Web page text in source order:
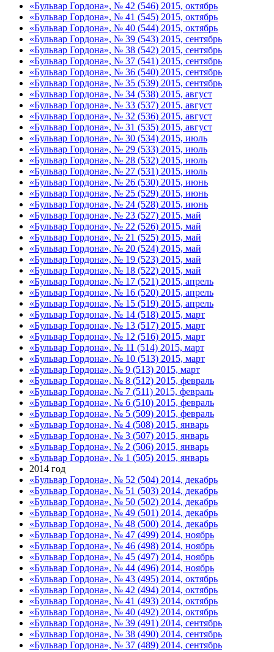
«Бульвар Гордона», № 42 (546) 2015, октябрь
«Бульвар Гордона», № 41 (545) 2015, октябрь
«Бульвар Гордона», № 40 (544) 2015, октябрь
«Бульвар Гордона», № 39 (543) 2015, сентябрь
«Бульвар Гордона», № 38 (542) 2015, сентябрь
«Бульвар Гордона», № 37 (541) 2015, сентябрь
«Бульвар Гордона», № 36 (540) 2015, сентябрь
«Бульвар Гордона», № 35 (539) 2015, сентябрь
«Бульвар Гордона», № 34 (538) 2015, август
«Бульвар Гордона», № 33 (537) 2015, август
«Бульвар Гордона», № 32 (536) 2015, август
«Бульвар Гордона», № 31 (535) 2015, август
«Бульвар Гордона», № 30 (534) 2015, июль
«Бульвар Гордона», № 29 (533) 2015, июль
«Бульвар Гордона», № 28 (532) 2015, июль
«Бульвар Гордона», № 27 (531) 2015, июль
«Бульвар Гордона», № 26 (530) 2015, июнь
«Бульвар Гордона», № 25 (529) 2015, июнь
«Бульвар Гордона», № 24 (528) 2015, июнь
«Бульвар Гордона», № 23 (527) 2015, май
«Бульвар Гордона», № 22 (526) 2015, май
«Бульвар Гордона», № 21 (525) 2015, май
«Бульвар Гордона», № 20 (524) 2015, май
«Бульвар Гордона», № 19 (523) 2015, май
«Бульвар Гордона», № 18 (522) 2015, май
«Бульвар Гордона», № 17 (521) 2015, апрель
«Бульвар Гордона», № 16 (520) 2015, апрель
«Бульвар Гордона», № 15 (519) 2015, апрель
«Бульвар Гордона», № 14 (518) 2015, март
«Бульвар Гордона», № 13 (517) 2015, март
«Бульвар Гордона», № 12 (516) 2015, март
«Бульвар Гордона», № 11 (514) 2015, март
«Бульвар Гордона», № 10 (513) 2015, март
«Бульвар Гордона», № 9 (513) 2015, март
«Бульвар Гордона», № 8 (512) 2015, февраль
«Бульвар Гордона», № 7 (511) 2015, февраль
«Бульвар Гордона», № 6 (510) 2015, февраль
«Бульвар Гордона», № 5 (509) 2015, февраль
«Бульвар Гордона», № 4 (508) 2015, январь
«Бульвар Гордона», № 3 (507) 2015, январь
«Бульвар Гордона», № 2 (506) 2015, январь
«Бульвар Гордона», № 1 (505) 2015, январь
2014 год
«Бульвар Гордона», № 52 (504) 2014, декабрь
«Бульвар Гордона», № 51 (503) 2014, декабрь
«Бульвар Гордона», № 50 (502) 2014, декабрь
«Бульвар Гордона», № 49 (501) 2014, декабрь
«Бульвар Гордона», № 48 (500) 2014, декабрь
«Бульвар Гордона», № 47 (499) 2014, ноябрь
«Бульвар Гордона», № 46 (498) 2014, ноябрь
«Бульвар Гордона», № 45 (497) 2014, ноябрь
«Бульвар Гордона», № 44 (496) 2014, ноябрь
«Бульвар Гордона», № 43 (495) 2014, октябрь
«Бульвар Гордона», № 42 (494) 2014, октябрь
«Бульвар Гордона», № 41 (493) 2014, октябрь
«Бульвар Гордона», № 40 (492) 2014, октябрь
«Бульвар Гордона», № 39 (491) 2014, сентябрь
«Бульвар Гордона», № 38 (490) 2014, сентябрь
«Бульвар Гордона», № 37 (489) 2014, сентябрь